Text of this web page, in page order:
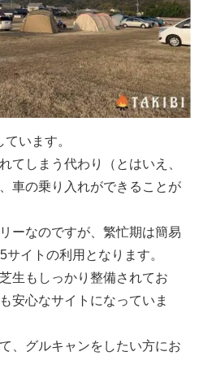
います。
てしまう代わり（とはいえ、
車の乗り入れができることが
ーなのですが、繁忙期は簡易
イトの利用となります。
生もしっかり整備されてお
安心なサイトになっていま
、グルキャンをしたい方にお